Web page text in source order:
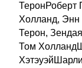
ТеронРоберт
Холланд, Энн
Терон,
Том